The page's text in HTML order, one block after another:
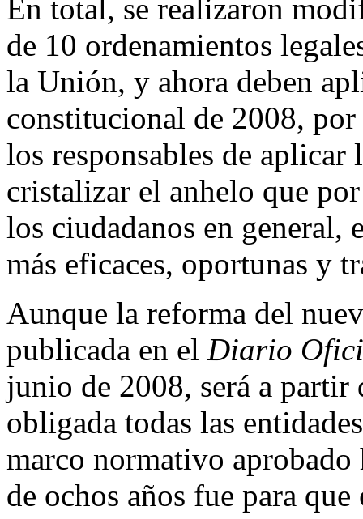
En total, se realizaron
de 10 ordenamientos
la Unión, y ahora deben
constitucional de 2008,
los responsables de
cristalizar el anhelo que
los ciudadanos en general,
más eficaces, oportunas y
Aunque la reforma del
publicada en el Diario
junio de 2008, será a partir
obligada todas las
marco normativo aprobado
de ochos años fue para